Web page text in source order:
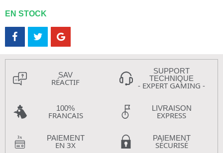
EN STOCK
SAV
RÉACTIF
SUPPORT
TECHNIQUE
- EXPERT GAMING -
100%
FRANCAIS
LIVRAISON
EXPRESS
PAIEMENT
EN 3X
PAIEMENT
SÉCURISÉ